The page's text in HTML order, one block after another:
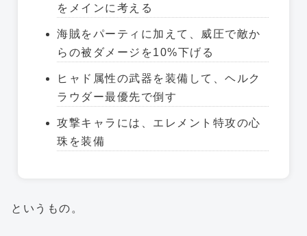
をメインに考える
海賊をパーティに加えて、威圧で敵か
らの被ダメージを10%下げる
ヒャド属性の武器を装備して、ヘルク
ラウダー最優先で倒す
攻撃キャラには、エレメント特攻の心
珠を装備
というもの。